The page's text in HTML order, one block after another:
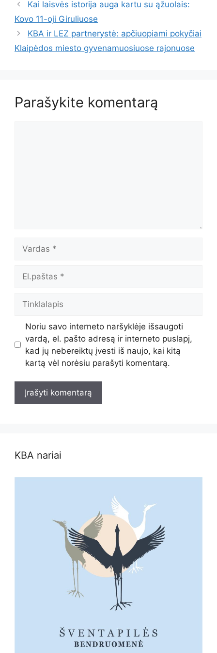
Kai laisvės istorija auga kartu su ąžuolais:
Kovo 11-oji Giruliuose
KBA ir LEZ partnerystė: apčiuopiami pokyčiai
Klaipėdos miesto gyvenamuosiuose rajonuose
Parašykite komentarą
Noriu savo interneto naršyklėje išsaugoti
vardą, el. pašto adresą ir interneto puslapį,
kad jų nebereiktų įvesti iš naujo, kai kitą
kartą vėl norėsiu parašyti komentarą.
KBA nariai